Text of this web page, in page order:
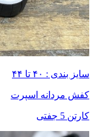
سایز بندی : ۴۰ تا ۴۴
کفش مردانه اسپرت
کارتن 5 جفتی